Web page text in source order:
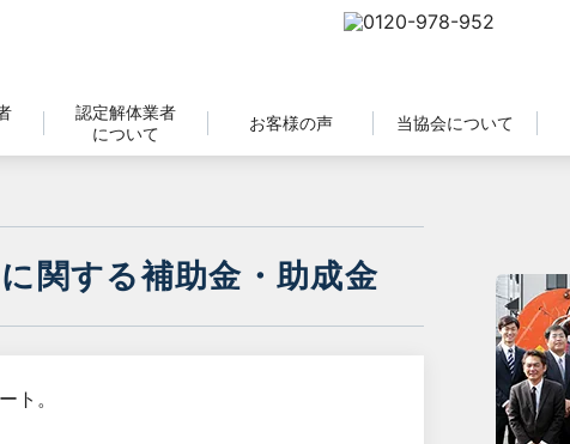
認定解体業者
について
お客様の声 当協会について
関する補助金・助成金